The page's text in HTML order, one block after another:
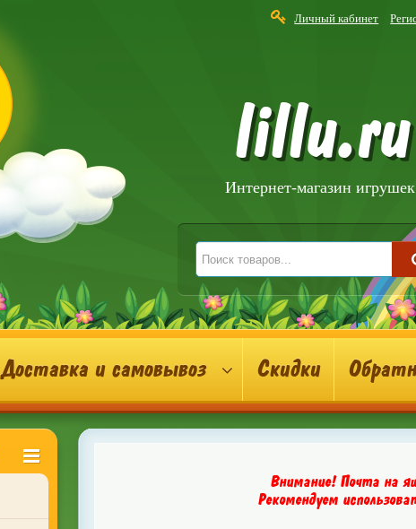
Личный кабинет
lillu.ru
Интернет-магазин игрушек
Доставка и самовывоз Скидки
Внимание! Почта на
Рекомендуем